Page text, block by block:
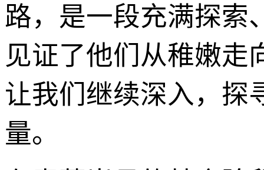
路，是一段充满探索
见证了他们从稚嫩走
让我们继续深入，探
量。